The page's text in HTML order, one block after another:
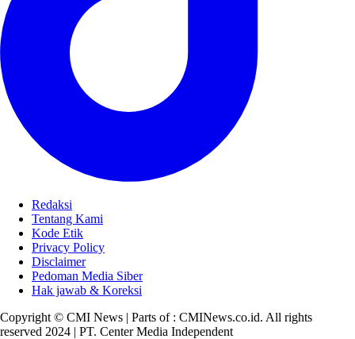
Redaksi
Tentang Kami
Kode Etik
Privacy Policy
Disclaimer
Pedoman Media Siber
Hak jawab & Koreksi
Copyright © CMI News | Parts of : CMINews.co.id. All rights
reserved 2024 | PT. Center Media Independent